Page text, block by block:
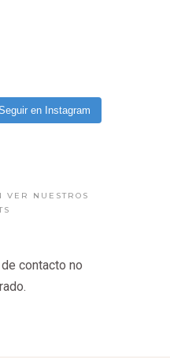
en Instagram
VER NUESTROS
contacto no